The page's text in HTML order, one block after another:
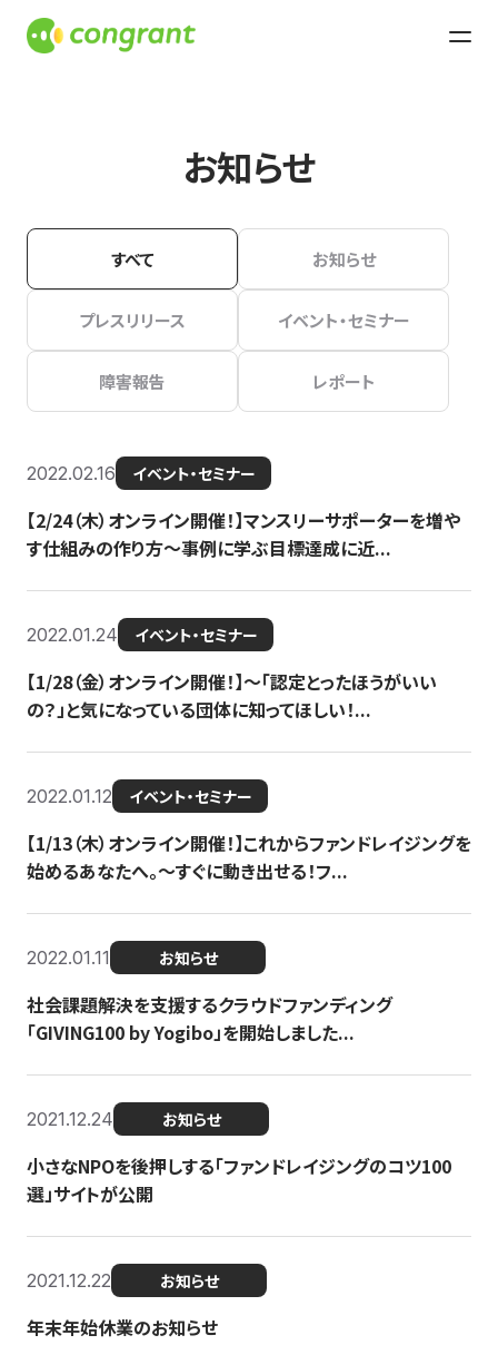
お知らせ
すべて お知らせ
プレスリリース イベント・セミナー
障害報告 レポート
2022.02.16 イベント・セミナー
【2/24（木）オンライン開催！】マンスリーサポーターを増や
す仕組みの作り方〜事例に学ぶ目標達成に近...
2022.01.24 イベント・セミナー
【1/28（金）オンライン開催！】〜「認定とったほうがいい
の？」と気になっている団体に知ってほしい！...
2022.01.12 イベント・セミナー
【1/13（木）オンライン開催！】これからファンドレイジングを
始めるあなたへ。〜すぐに動き出せる！フ...
2022.01.11 お知らせ
社会課題解決を支援するクラウドファンディング
「GIVING100 by Yogibo」を開始しました...
2021.12.24 お知らせ
小さなNPOを後押しする「ファンドレイジングのコツ100
選」サイトが公開
2021.12.22 お知らせ
年末年始休業のお知らせ